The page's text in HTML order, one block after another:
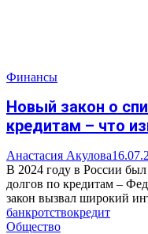
Финансы
Новый закон о
кредитам – что
Анастасия Акулова
В 2024 году в России
долгов по кредитам –
закон вызвал широкий
банкротствокредит
Общество